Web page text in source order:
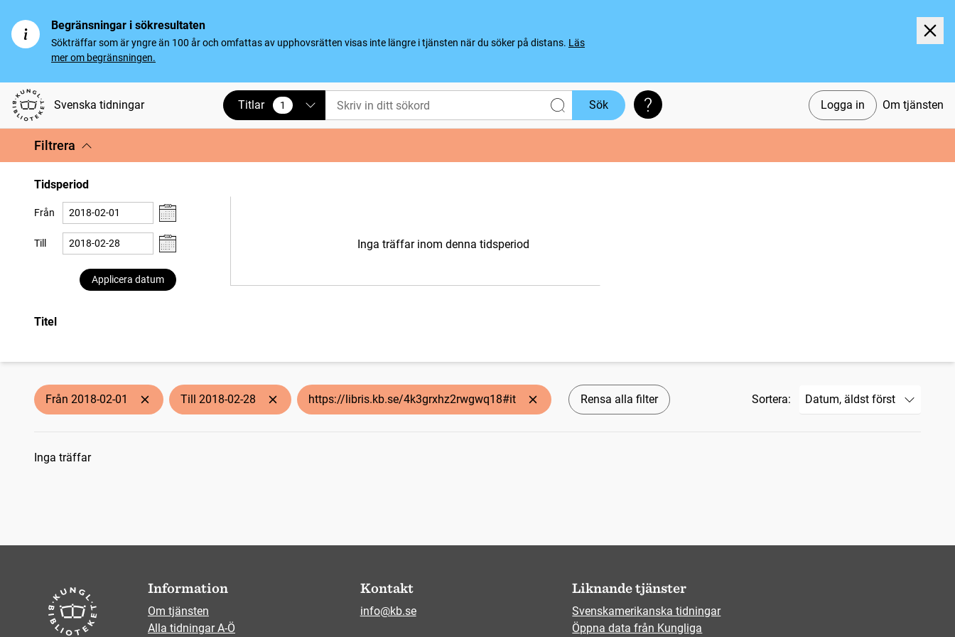
Begränsningar i sökresultaten
Sökträffar som är yngre än 100 år och omfattas av upphovsrätten visas inte längre i tjänsten när du söker på distans. Läs
mer om begränsningen.
Svenska tidningar Logga in Om tjänsten
Titlar 1
vald Sök Söktips
Filtrera
Tidsperiod
Från
Till
Applicera datum
Inga träffar inom denna tidsperiod
Titel
Från 2018-02-01 Till 2018-02-28 https://libris.kb.se/4k3grxhz2rwgwq18#it Rensa alla filter Sortera:
Sökresultat
Inga träffar
Information
Om tjänsten
Alla tidningar A-Ö
Kontakt
info@kb.se
Liknande tjänster
Svenskamerikanska tidningar
Öppna data från Kungliga